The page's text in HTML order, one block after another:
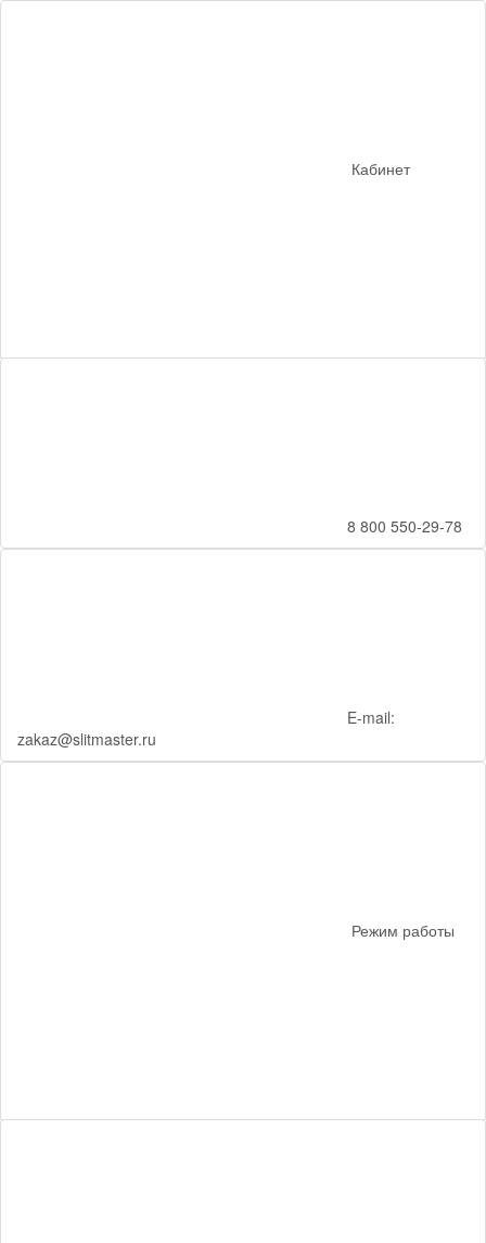
Кабинет
8 800 550-29-78
E-mail:
zakaz@slitmaster.ru
Режим работы